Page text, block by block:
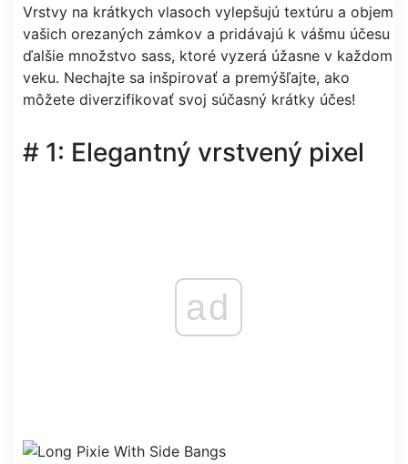
Vrstvy na krátkych vlasoch vylepšujú textúru a objem
vašich orezaných zámkov a pridávajú k vášmu účesu
ďalšie množstvo sass, ktoré vyzerá úžasne v každom
veku. Nechajte sa inšpirovať a premýšľajte, ako
môžete diverzifikovať svoj súčasný krátky účes!
# 1: Elegantný vrstvený pixel
ad